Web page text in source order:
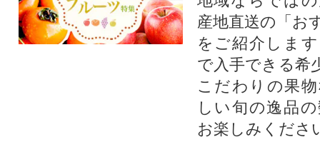
産地直送の「お
をご紹介しま
で入手できる希
こだわりの果
しい旬の逸品
お楽しみくださ